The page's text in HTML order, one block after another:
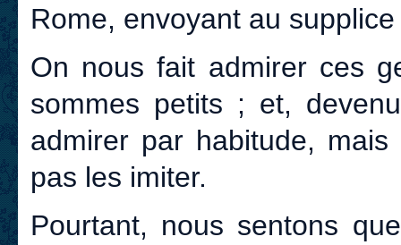
Rome, envoyant au
On nous fait admirer ces
sommes petits ; et,
admirer par habitude,
pas les imiter.
Pourtant, nous sentons